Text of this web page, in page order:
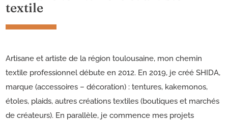
textile
Artisane et artiste de la région toulousaine, mon chemin
textile professionnel débute en 2012. En 2019, je créé SHIDA,
marque (accessoires – décoration) : tentures, kakemonos,
étoles, plaids, autres créations textiles (boutiques et marchés
de créateurs). En parallèle, je commence mes projets